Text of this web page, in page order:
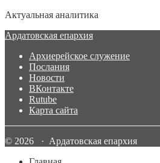
Актуальная аналитика
Ардатовская епархия
Архиерейское служение
Послания
Новости
ВКонтакте
Rutube
Карта сайта
© 2026 · Ардатовская епархия